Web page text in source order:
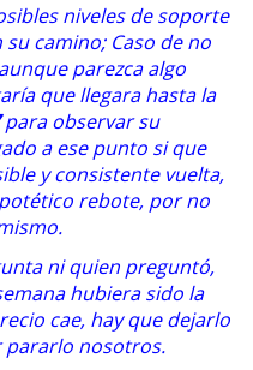
niveles de soporte
camino; Caso de no
parezca algo
que llegara hasta la
para observar su
a ese punto si que
y consistente vuelta,
rebote, por no
ni quien preguntó,
hubiera sido la
cae, hay que dejarlo
pararlo nosotros.